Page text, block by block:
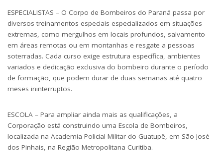
ESPECIALISTAS – O Corpo de Bombeiros do Paraná passa por
diversos treinamentos especiais especializados em situações
extremas, como mergulhos em locais profundos, salvamento
em áreas remotas ou em montanhas e resgate a pessoas
soterradas. Cada curso exige estrutura específica, ambientes
variados e dedicação exclusiva do bombeiro durante o período
de formação, que podem durar de duas semanas até quatro
meses ininterruptos.
ESCOLA – Para ampliar ainda mais as qualificações, a
Corporação está construindo uma Escola de Bombeiros,
localizada na Academia Policial Militar do Guatupê, em São José
dos Pinhais, na Região Metropolitana Curitiba.